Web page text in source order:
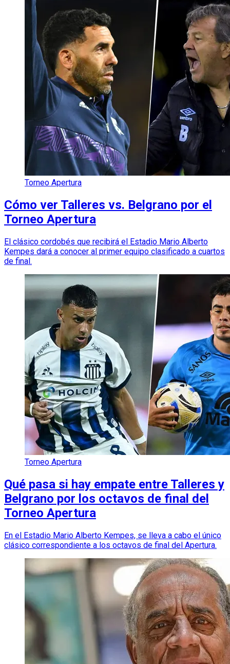
Torneo Apertura
Cómo ver Talleres vs. Belgrano por el
Torneo Apertura
El clásico cordobés que recibirá el Estadio Mario Alberto
Kempes dará a conocer al primer equipo clasificado a cuartos
de final.
Torneo Apertura
Qué pasa si hay empate entre Talleres y
Belgrano por los octavos de final del
Torneo Apertura
En el Estadio Mario Alberto Kempes, se lleva a cabo el único
clásico correspondiente a los octavos de final del Apertura.